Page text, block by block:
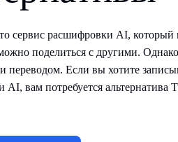
сервис расшифровки AI, который
поделиться с другими.
переводом. Если вы хотите
AI, вам потребуется альтернатива